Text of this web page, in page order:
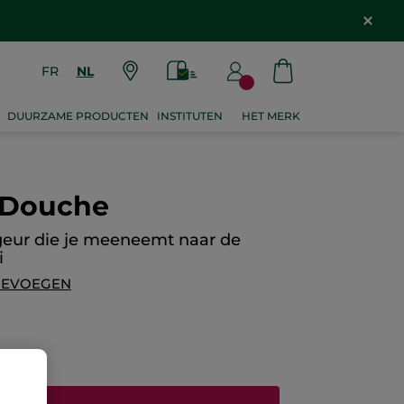
FR NL
DUURZAME PRODUCTEN INSTITUTEN HET MERK
die je meeneemt naar de